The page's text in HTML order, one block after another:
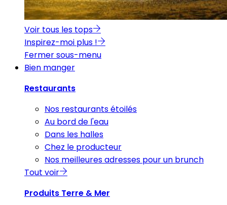
Voir tous les tops
Inspirez-moi plus !
Fermer sous-menu
Bien manger
Restaurants
Nos restaurants étoilés
Au bord de l'eau
Dans les halles
Chez le producteur
Nos meilleures adresses pour un brunch
Tout voir
Produits Terre & Mer